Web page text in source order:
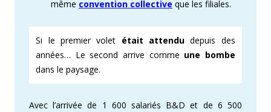
même convention collective que les filiales.
Si le premier volet était attendu depuis des
années… Le second arrive comme une bombe
dans le paysage.
Avec l’arrivée de 1 600 salariés B&D et de 6 500